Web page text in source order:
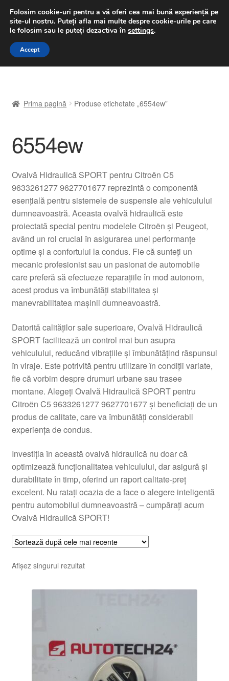
LIVRARE de la 33 lei
luni-vineri 9 a.m. - 4 p.m.031 229 6816
Sari
Sari
A lua legatura
Contul meu
Despre noi
Finalizare comandă
Livrare
Livrare în toată lumea
Plângere
Plățile
Politică de confidențialitate
Procedura de reclamație
Termeni si conditii
Prima pagină Produse etichetate „6554ew”
6554ew
Ovalvă Hidraulică SPORT pentru Citroën C5
9633261277 9627701677 reprezintă o componentă
esențială pentru sistemele de suspensie ale vehiculului
dumneavoastră. Aceasta ovalvă hidraulică este
proiectată special pentru modelele Citroën și Peugeot,
având un rol crucial în asigurarea unei performanțe
optime și a confortului la condus. Fie că sunteți un
mecanic profesionist sau un pasionat de automobile
care preferă să efectueze reparațiile în mod autonom,
acest produs va îmbunătăți stabilitatea și
manevrabilitatea mașinii dumneavoastră.
Datorită calităților sale superioare, Ovalvă Hidraulică
SPORT facilitează un control mai bun asupra
vehiculului, reducând vibrațiile și îmbunătățind răspunsul
în viraje. Este potrivită pentru utilizare în condiții variate,
fie că vorbim despre drumuri urbane sau trasee
montane. Alegeți Ovalvă Hidraulică SPORT pentru
Citroën C5 9633261277 9627701677 și beneficiați de un
produs de calitate, care va îmbunătăți considerabil
experiența de condus.
Investiția în această ovalvă hidraulică nu doar că
optimizează funcționalitatea vehiculului, dar asigură și
durabilitate în timp, oferind un raport calitate-preț
excelent. Nu ratați ocazia de a face o alegere inteligentă
pentru automobilul dumneavoastră – cumpărați acum
Ovalvă Hidraulică SPORT!
Afișez singurul rezultat
Folosim cookie-uri pentru a vă oferi cea mai bună experiență pe
site-ul nostru. Puteți afla mai multe despre cookie-urile pe care
le folosim sau le puteți dezactiva în settings.
Accept